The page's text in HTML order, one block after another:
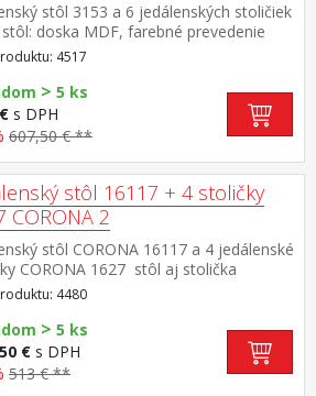
stôl 3153 a 6 jedálenských stoličiek
doska MDF, farebné prevedenie
konštrukcia, farebné prevedenie
okrúhle nohy, materiál masív
plastové klzáky s
krytkou stolička: korpus PP,
koža – imitácia, farebné prevedenie
nohy masív buk, výška sedu stoličky 46
stola (š/h/v): 160 × 90 × 74
stoličky (š/h/v): 49 × 54 × 83 cm
4517
> 5 ks
s DPH
607,50 € **
stôl 16117 + 4 stoličky
CORONA 2
stôl CORONA 16117 a 4 jedálenské
CORONA 1627 stôl aj stolička
masív borovica voskovaná v
odtieni rozmer stola (š/h/v) 78 × 78
cm rozmer stoličky (š/h/v) 42 × 47 × 100
zostavy Corona 2
4480
> 5 ks
€ s DPH
513 € **